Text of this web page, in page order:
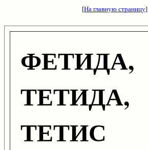
[На главную страницу]
ФЕТИДА,
ТЕТИДА,
ТЕТИС